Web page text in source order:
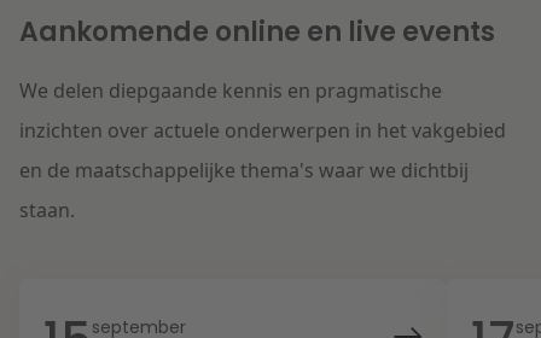
Aankomende online en live events
We delen diepgaande kennis en pragmatische
inzichten over actuele onderwerpen in het vakgebied
en de maatschappelijke thema's waar we dichtbij
staan.
september